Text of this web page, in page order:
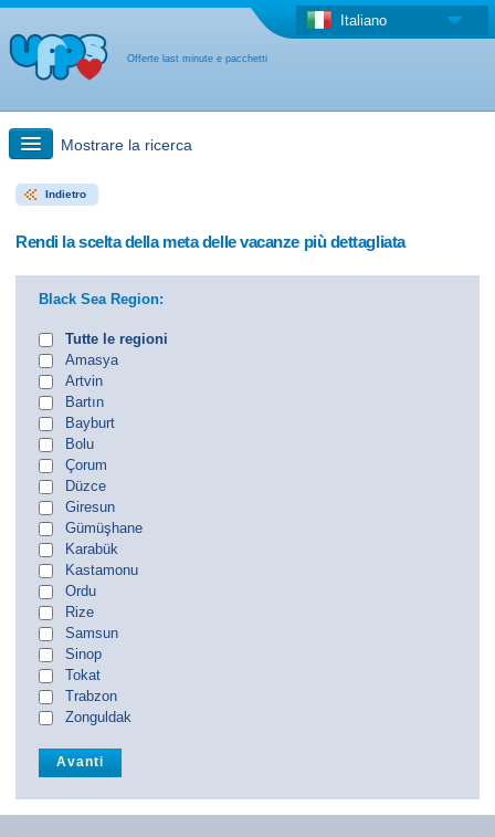
Offerte last minute e pacchetti
Italiano
Mostrare la ricerca
Ricerca rapida
Altro paese
Indietro
Rendi la scelta della meta delle vacanze più dettagliata
Black Sea Region:
Tutte le regioni
Amasya
Artvin
Bartın
Bayburt
Bolu
Çorum
Düzce
Giresun
Gümüşhane
Karabük
Kastamonu
Ordu
Rize
Samsun
Sinop
Tokat
Trabzon
Zonguldak